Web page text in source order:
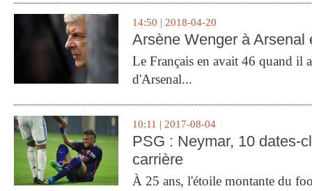
14:50 | 2018-04-20
Arsène Wenger à Arsenal
Le Français en avait 46 quand il
d'Arsenal...
10:11 | 2017-08-04
PSG : Neymar, 10 dates-
carrière
À 25 ans, l'étoile montante du